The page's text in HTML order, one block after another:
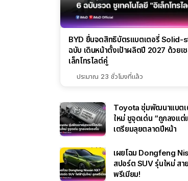
BYD ยื่นจดสิทธิบัตรแบตเตอรี่ Solid-
ฉบับ เดินหน้าตั้งเป้าผลิตปี 2027 ด้วยเ
เล็กโทรไลต์คู่
ประมาณ 23 ชั่วโมงที่แล้ว
Toyota ซุ่มพัฒนาแบตเ
ใหม่ ชูจุดเด่น “ถูกลงแต่
เตรียมลุยตลาดปีหน้า
เผยโฉม Dongfeng
สปอร์ต SUV รุ่นใหม่ ส
พรีเมียม!